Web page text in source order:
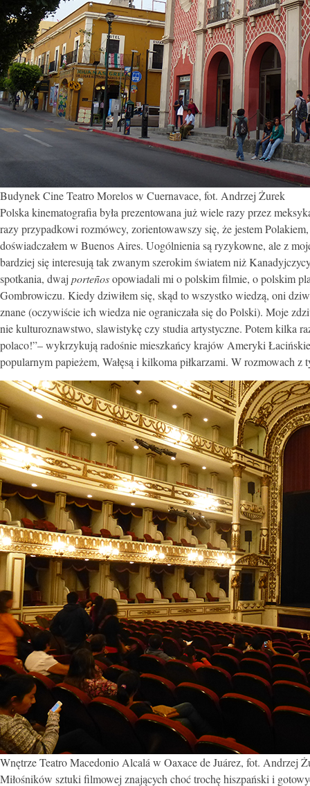
Budynek Cine Teatro Morelos w Cuernavace, fot. Andrzej Żurek
Polska kinematografia była prezentowana już wiele razy przez
razy przypadkowi rozmówcy, zorientowawszy się, że jestem
doświadczałem w Buenos Aires. Uogólnienia są ryzykowne, ale z
bardziej się interesują tak zwanym szerokim światem niż
spotkania, dwaj porteñosopowiadali mi o polskim filmie, o polskim
Gombrowiczu. Kiedy dziwiłem się, skąd to wszystko wiedzą, oni
znane (oczywiście ich wiedza nie ograniczała się do Polski). Moje
nie kulturoznawstwo, slawistykę czy studia artystyczne. Potem kilka
polaco!”– wykrzykują radośnie mieszkańcy krajów Ameryki
popularnym papieżem, Wałęsą i kilkoma piłkarzami. W rozmowach
Wnętrze Teatro Macedonio Alcalá w Oaxace de Juárez, fot. Andrzej
Miłośników sztuki filmowej znających choć trochę hiszpański i